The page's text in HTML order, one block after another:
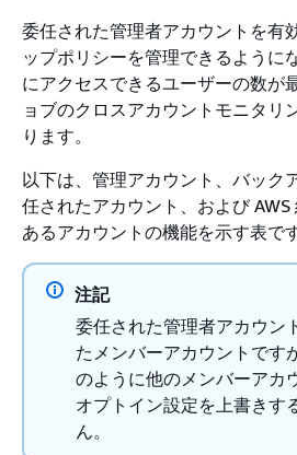
委任された管理者アカウントを有
ップポリシーを管理できるように
にアクセスできるユーザーの数が
ョブのクロスアカウントモニタリ
ります。
以下は、管理アカウント、バック
任されたアカウント、および
あるアカウントの機能を示す表です
注記
委任された管理者アカウン
たメンバーアカウントです
のように他のメンバーアカ
オプトイン設定を上書きす
ん。